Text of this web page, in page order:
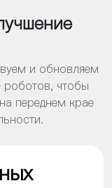
и обновляем
роботов, чтобы
переднем крае